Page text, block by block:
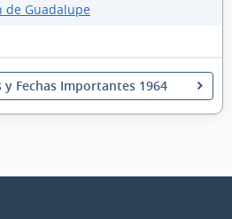
de Guadalupe
y Fechas Importantes 1964